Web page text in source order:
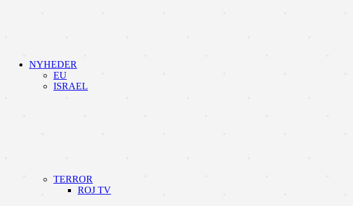
NYHEDER
EU
ISRAEL
TERROR
ROJ TV